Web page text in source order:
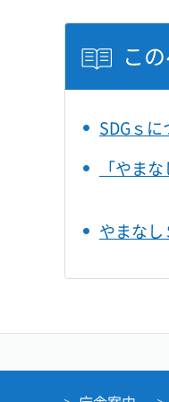
こ
SDGｓに
「やま
やまなし